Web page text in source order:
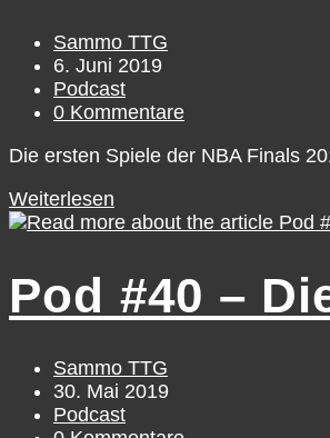
Sammo TTG
6. Juni 2019
Podcast
0 Kommentare
Die ersten Spiele der NBA Finals
Weiterlesen
Pod #40 –
Sammo TTG
30. Mai 2019
Podcast